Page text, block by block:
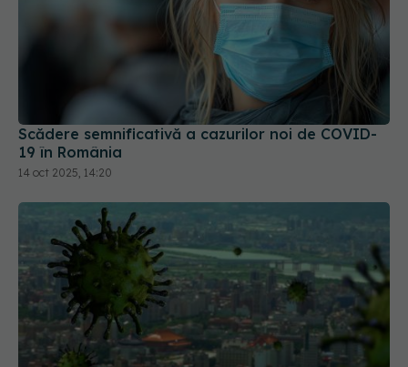
Scădere semnificativă a cazurilor noi de COVID-
19 în România
14 oct 2025, 14:20